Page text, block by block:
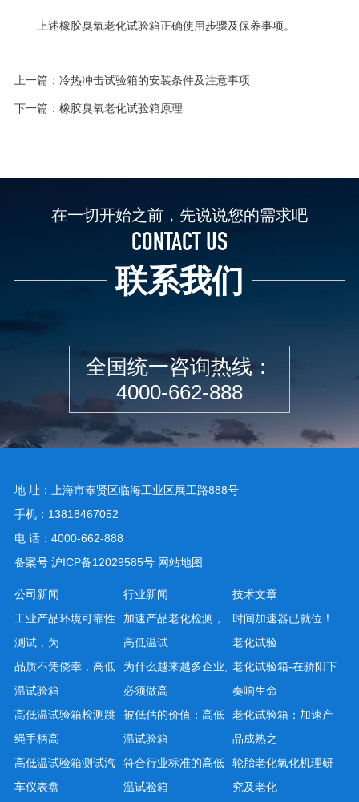
上述橡胶臭氧老化试验箱正确使用步骤及保养事项。
上一篇： 冷热冲击试验箱的安装条件及注意事项
下一篇： 橡胶臭氧老化试验箱原理
在一切开始之前，先说说您的需求吧
CONTACT US
联系我们
全国统一咨询热线：
4000-662-888
地 址：上海市奉贤区临海工业区展工路888号
手机：13818467052
电 话：4000-662-888
备案号 沪ICP备12029585号 网站地图
公司新闻
工业产品环境可靠性
测试，为
品质不凭侥幸，高低
温试验箱
高低温试验箱检测跳
绳手柄高
高低温试验箱测试汽
车仪表盘
行业新闻
加速产品老化检测，
高低温试
为什么越来越多企业,
必须做高
被低估的价值：高低
温试验箱
符合行业标准的高低
温试验箱
技术文章
时间加速器已就位！
老化试验
老化试验箱-在骄阳下
奏响生命
老化试验箱：加速产
品成熟之
轮胎老化氧化机理研
究及老化